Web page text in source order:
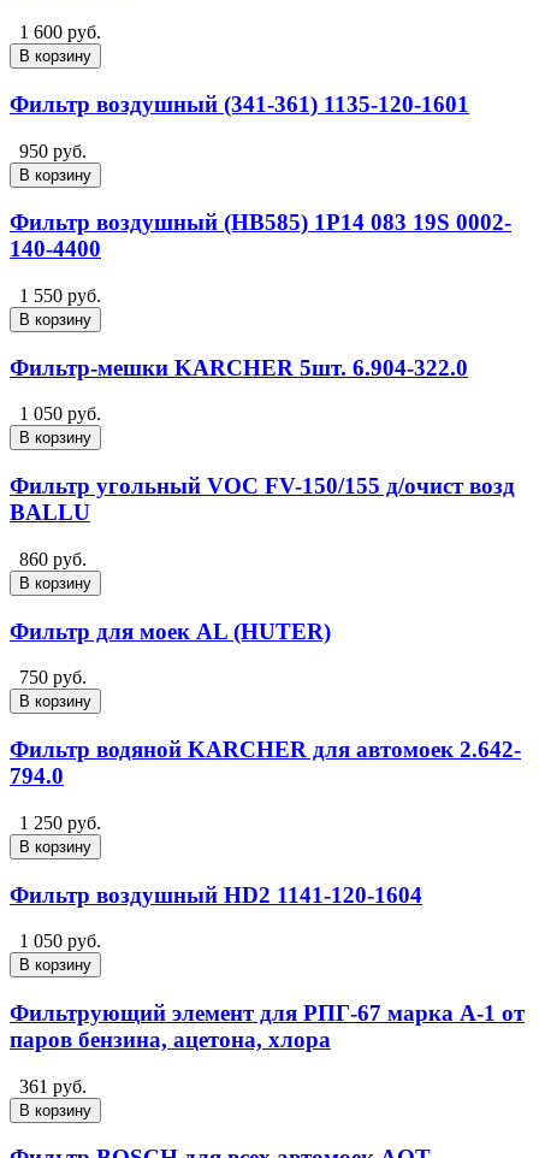
1 600 руб.
В корзину
Фильтр воздушный (341-361) 1135-120-1601
950 руб.
В корзину
Фильтр воздушный (HB585) 1P14 083 19S 0002-
140-4400
1 550 руб.
В корзину
Фильтр-мешки KARCHER 5шт. 6.904-322.0
1 050 руб.
В корзину
Фильтр угольный VOC FV-150/155 д/очист возд
BALLU
860 руб.
В корзину
Фильтр для моек AL (HUTER)
750 руб.
В корзину
Фильтр водяной KARCHER для автомоек 2.642-
794.0
1 250 руб.
В корзину
Фильтр воздушный HD2 1141-120-1604
1 050 руб.
В корзину
Фильтрующий элемент для РПГ-67 марка А-1 от
паров бензина, ацетона, хлора
361 руб.
В корзину